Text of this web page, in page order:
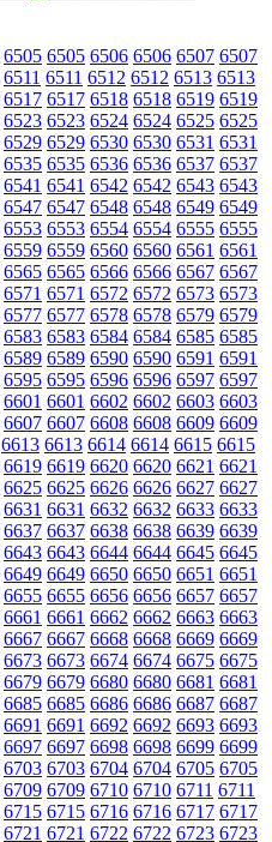
6505 6505 6506 6506 6507 6507
6511 6511 6512 6512 6513 6513
6517 6517 6518 6518 6519 6519
6523 6523 6524 6524 6525 6525
6529 6529 6530 6530 6531 6531
6535 6535 6536 6536 6537 6537
6541 6541 6542 6542 6543 6543
6547 6547 6548 6548 6549 6549
6553 6553 6554 6554 6555 6555
6559 6559 6560 6560 6561 6561
6565 6565 6566 6566 6567 6567
6571 6571 6572 6572 6573 6573
6577 6577 6578 6578 6579 6579
6583 6583 6584 6584 6585 6585
6589 6589 6590 6590 6591 6591
6595 6595 6596 6596 6597 6597
6601 6601 6602 6602 6603 6603
6607 6607 6608 6608 6609 6609
6613 6613 6614 6614 6615 6615
6619 6619 6620 6620 6621 6621
6625 6625 6626 6626 6627 6627
6631 6631 6632 6632 6633 6633
6637 6637 6638 6638 6639 6639
6643 6643 6644 6644 6645 6645
6649 6649 6650 6650 6651 6651
6655 6655 6656 6656 6657 6657
6661 6661 6662 6662 6663 6663
6667 6667 6668 6668 6669 6669
6673 6673 6674 6674 6675 6675
6679 6679 6680 6680 6681 6681
6685 6685 6686 6686 6687 6687
6691 6691 6692 6692 6693 6693
6697 6697 6698 6698 6699 6699
6703 6703 6704 6704 6705 6705
6709 6709 6710 6710 6711 6711
6715 6715 6716 6716 6717 6717
6721 6721 6722 6722 6723 6723